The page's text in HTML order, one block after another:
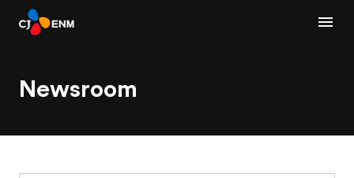
Newsroom